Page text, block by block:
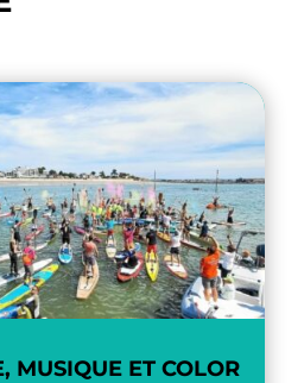
MUSIQUE ET COLOR